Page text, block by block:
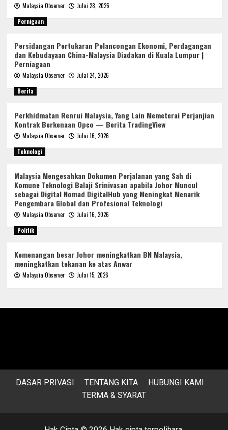
Malaysia Observer
Julai 28, 2026
Pernigaan
Persidangan Pertukaran Pelancongan Ekonomi, Perdagangan
dan Kebudayaan China-Malaysia Diadakan di Kuala Lumpur |
Perniagaan
Malaysia Observer
Julai 24, 2026
Berita
Perkhidmatan Renrui Malaysia, Yang Lain Memeterai Perjanjian
Kontrak Berkenaan Opco — Berita TradingView
Malaysia Observer
Julai 16, 2026
Teknologi
Malaysia Mengesahkan Dokumen Perjalanan yang Sah di
Komune Teknologi Balaji Srinivasan apabila Johor Muncul
sebagai Digital Nomad DigitalHub yang Meningkat Menarik
Pengembara Global dan Profesional Teknologi
Malaysia Observer
Julai 16, 2026
Politik
Kemenangan besar Johor meningkatkan BN Malaysia,
meningkatkan tekanan ke atas Anwar
Malaysia Observer Julai 15, 2026
DASAR PRIVASI TENTANG KITA
HUBUNGI KAMI
TERMA & SYARAT